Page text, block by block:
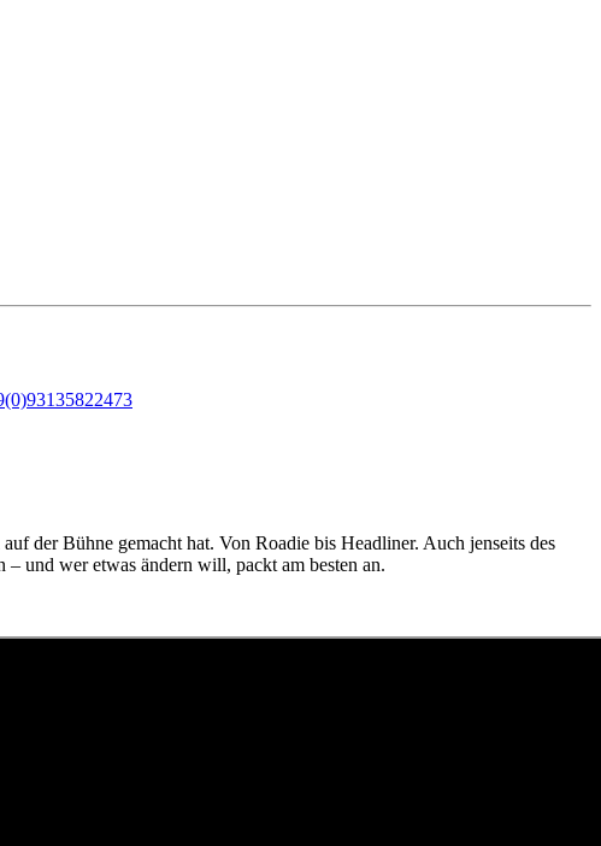
der Bühne gemacht hat. Von Roadie bis Headliner. Auch jenseits des
und wer etwas ändern will, packt am besten an.